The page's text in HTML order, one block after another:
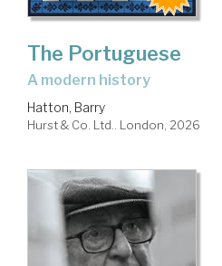
The Portuguese
a modern history
Hatton, Barry
Hurst & Co. Ltd.. London, 2026